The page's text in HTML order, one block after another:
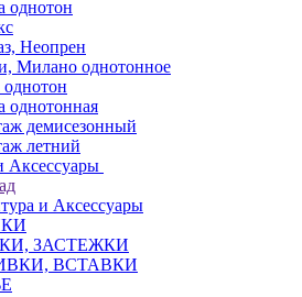
однотон
Неопрен
Милано однотонное
однотонная
демисезонный
летний
Аксессуары
и Аксессуары
ЗАСТЕЖКИ
ВСТАВКИ